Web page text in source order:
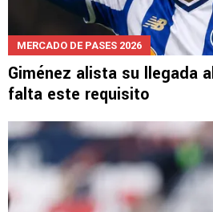
MERCADO DE PASES 2026
Giménez alista su llegada
falta este requisito